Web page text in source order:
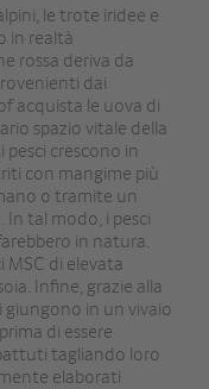
le trote iridee e
in realtà
rossa deriva da
dai
acquista le uova di
spazio vitale della
crescono in
con mangime più
o tramite un
tal modo, i pesci
in natura.
di elevata
Infine, grazie alla
in un vivaio
di essere
tagliando loro
elaborati